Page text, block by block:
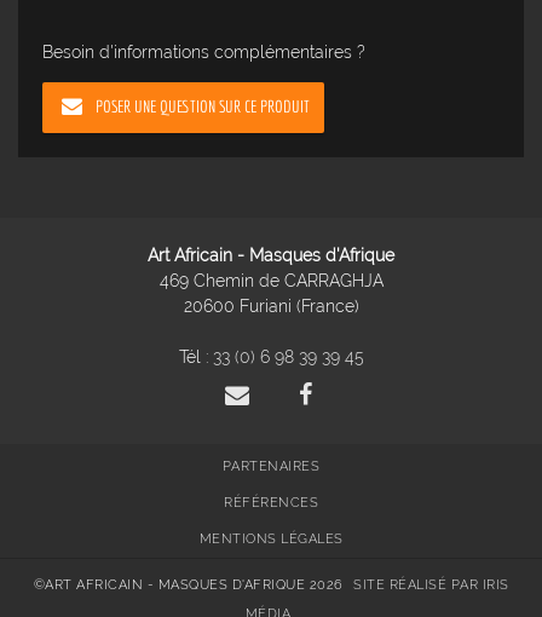
Besoin d'informations complémentaires ?
POSER UNE QUESTION SUR CE PRODUIT
Art Africain - Masques d'Afrique
469 Chemin de CARRAGHJA
20600 Furiani (France)
Tél : 33 (0) 6 98 39 39 45
PARTENAIRES
RÉFÉRENCES
MENTIONS LÉGALES
©ART AFRICAIN - MASQUES D'AFRIQUE 2026
SITE RÉALISÉ PAR IRIS
MÉDIA